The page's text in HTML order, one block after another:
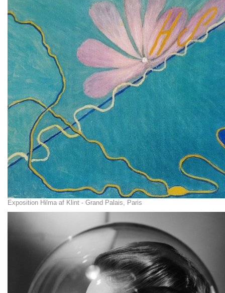
Exposition Hilma af Klint - Grand Palais, Paris